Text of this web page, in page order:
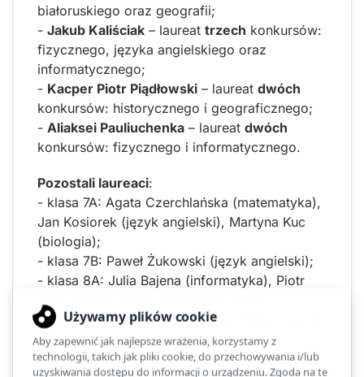
białoruskiego oraz geografii;
- Jakub Kaliściak – laureat trzech konkursów:
fizycznego, języka angielskiego oraz
informatycznego;
- Kacper Piotr Piądłowski – laureat dwóch
konkursów: historycznego i geograficznego;
- Aliaksei Pauliuchenka – laureat dwóch
konkursów: fizycznego i informatycznego.
Pozostali laureaci:
- klasa 7A: Agata Czerchlańska (matematyka),
Jan Kosiorek (język angielski), Martyna Kuc
(biologia);
- klasa 7B: Paweł Żukowski (język angielski);
- klasa 8A: Julia Bajena (informatyka), Piotr
Buraczewska (informatyka), Jan Fabryczewski
(chemia), Michalina Ignaciuk (historia),
Katsiaryna Kireyeva (język rosyjski), Mikołaj